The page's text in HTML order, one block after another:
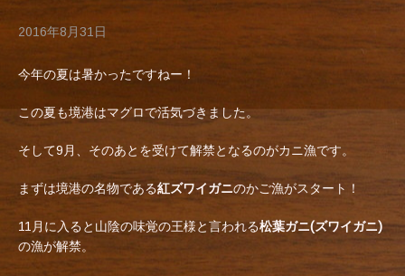
2016年8月31日
今年の夏は暑かったですねー！
この夏も境港はマグロで活気づきました。
そして9月、そのあとを受けて解禁となるのがカニ漁です。
まずは境港の名物である紅ズワイガニのかご漁がスタート！
11月に入ると山陰の味覚の王様と言われる松葉ガニ(ズワイガニ)
の漁が解禁。